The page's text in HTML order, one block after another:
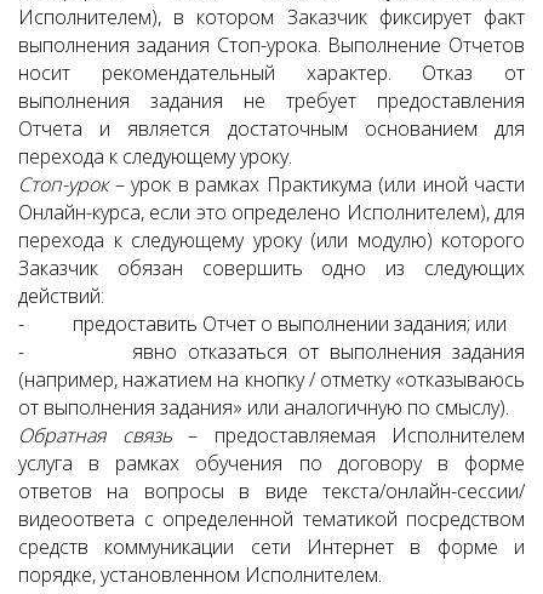
Исполнителем), в котором Заказчик фиксирует факт
выполнения задания Стоп-урока. Выполнение Отчетов
носит рекомендательный характер. Отказ от
выполнения задания не требует предоставления
Отчета и является достаточным основанием для
перехода к следующему уроку.
Стоп-урок– урок в рамках Практикума (или иной части
Онлайн-курса, если это определено Исполнителем), для
перехода к следующему уроку (или модулю) которого
Заказчик обязан совершить одно из следующих
действий:
- предоставить Отчет о выполнении задания; или
- явно отказаться от выполнения задания
(например, нажатием на кнопку / отметку «отказываюсь
от выполнения задания» или аналогичную по смыслу).
Обратная связь– предоставляемая Исполнителем
услуга в рамках обучения по договору в форме
ответов на вопросы в виде текста/онлайн-сессии/
видеоответа с определенной тематикой посредством
средств коммуникации сети Интернет в форме и
порядке, установленном Исполнителем.